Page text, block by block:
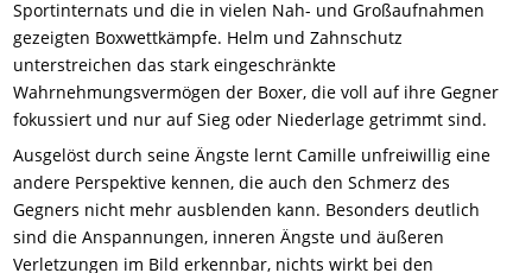
Sportinternats und die in vielen Nah- und Großaufnahmen
gezeigten Boxwettkämpfe. Helm und Zahnschutz
unterstreichen das stark eingeschränkte
Wahrnehmungsvermögen der Boxer, die voll auf ihre Gegner
fokussiert und nur auf Sieg oder Niederlage getrimmt sind.
Ausgelöst durch seine Ängste lernt Camille unfreiwillig eine
andere Perspektive kennen, die auch den Schmerz des
Gegners nicht mehr ausblenden kann. Besonders deutlich
sind die Anspannungen, inneren Ängste und äußeren
Verletzungen im Bild erkennbar, nichts wirkt bei den